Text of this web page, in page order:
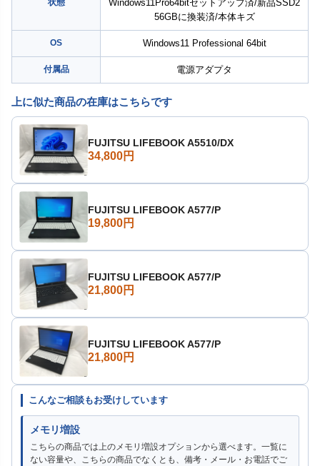
Windows11Pro64bitセットアップ済/新品SSD2
56GBに換装済/本体キズ
OS Windows11 Professional 64bit
付属品 電源アダプタ
上に似た商品の在庫はこちらです
FUJITSU LIFEBOOK A5510/DX
34,800円
FUJITSU LIFEBOOK A577/P
19,800円
FUJITSU LIFEBOOK A577/P
21,800円
FUJITSU LIFEBOOK A577/P
21,800円
こんなご相談もお受けしています
メモリ増設
こちらの商品では上のメモリ増設オプションから選べます。一覧に
ない容量や、こちらの商品でなくとも、備考・メール・お電話でご